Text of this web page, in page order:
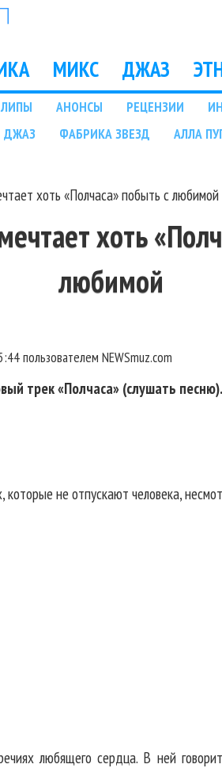
МИКС ДЖАЗ
АНОНСЫ РЕЦЕНЗИИ
ДЖАЗ ФАБРИКА ЗВЕЗД АЛЛА
хоть «Полчаса» побыть с любимой
хоть
любимой
пользователем NEWSmuz.com
трек «Полчаса» (слушать песню).
которые не отпускают человека,
любящего сердца. В ней